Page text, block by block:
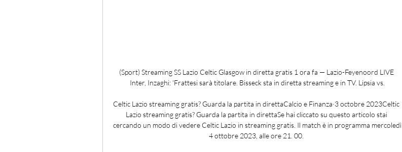
(Sport) Streaming SS Lazio Celtic Glasgow in diretta gratis 1 ora fa — Lazio-Feyenoord LIVE
Inter, Inzaghi: 'Frattesi sarà titolare. Bisseck sta in diretta streaming e in TV. Lipsia vs.
Celtic Lazio streaming gratis? Guarda la partita in direttaCalcio e Finanza·3 octobre 2023Celtic
Lazio streaming gratis? Guarda la partita in direttaSe hai cliccato su questo articolo stai
cercando un modo di vedere Celtic Lazio in streaming gratis. Il match è in programma mercoledì
4 ottobre 2023, alle ore 21. 00.